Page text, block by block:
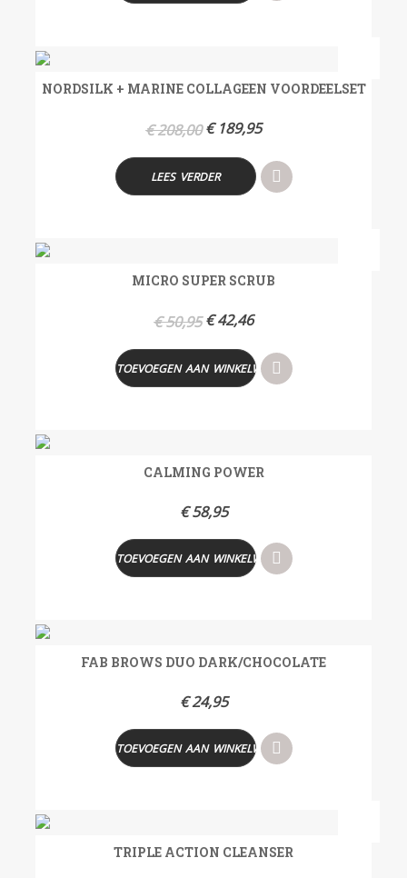
NORDSILK + MARINE COLLAGEEN VOORDEELSET
€208,00 €189,95
LEES VERDER
MICRO SUPER SCRUB
€50,95 €42,46
TOEVOEGEN AAN WINKELWAGEN
CALMING POWER
€58,95
TOEVOEGEN AAN WINKELWAGEN
FAB BROWS DUO DARK/CHOCOLATE
€24,95
TOEVOEGEN AAN WINKELWAGEN
TRIPLE ACTION CLEANSER